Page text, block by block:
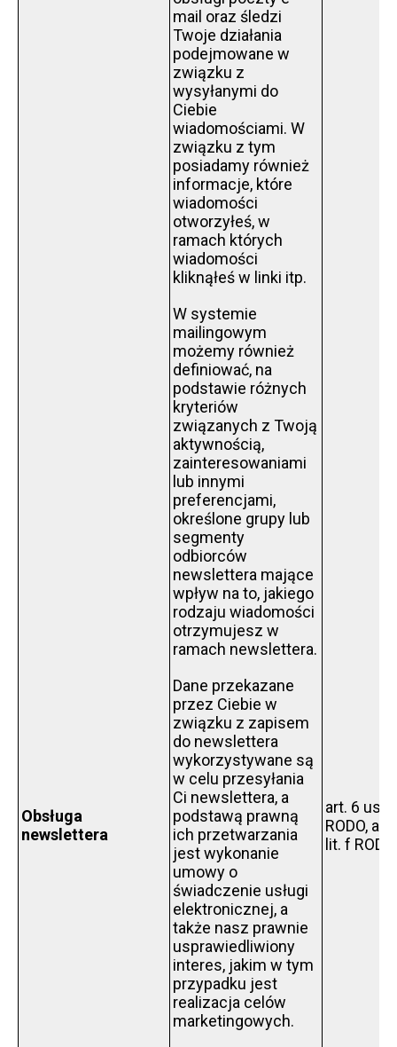
Obsługa
newslettera
mail oraz śledzi
Twoje działania
podejmowane w
związku z
wysyłanymi do
Ciebie
wiadomościami. W
związku z tym
posiadamy również
informacje, które
wiadomości
otworzyłeś, w
ramach których
wiadomości
kliknąłeś w linki itp.
W systemie
mailingowym
możemy również
definiować, na
podstawie różnych
kryteriów
związanych z Twoją
aktywnością,
zainteresowaniami
lub innymi
preferencjami,
określone grupy lub
segmenty
odbiorców
newslettera mające
wpływ na to, jakiego
rodzaju wiadomości
otrzymujesz w
ramach newslettera.
Dane przekazane
przez Ciebie w
związku z zapisem
do newslettera
wykorzystywane są
w celu przesyłania
Ci newslettera, a
podstawą prawną
ich przetwarzania
jest wykonanie
umowy o
świadczenie usługi
elektronicznej, a
także nasz prawnie
usprawiedliwiony
interes, jakim w tym
przypadku jest
realizacja celów
marketingowych.
art. 6 ust.
RODO,
lit. f RODO